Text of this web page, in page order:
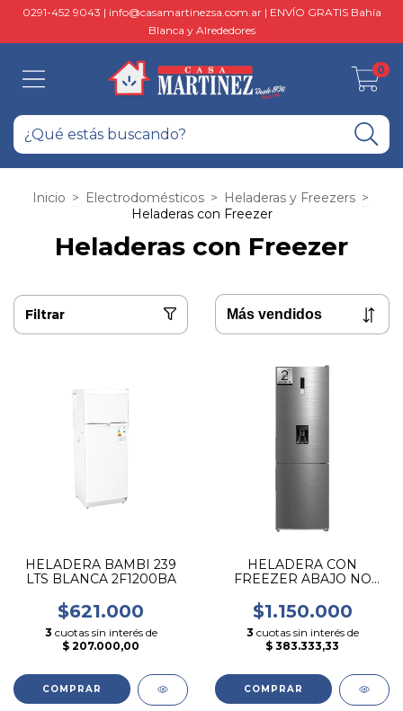
0291-452 9043 | info@casamartinezsa.com.ar| ENVÍO GRATIS Bahía
Blanca y Alrededores
0
Inicio > Electrodomésticos > Heladeras y Freezers >
Heladeras con Freezer
Heladeras con Freezer
Filtrar
HELADERA BAMBI 239
LTS BLANCA 2F1200BA
$621.000
3 cuotas sin interés de
$ 207.000,00
HELADERA CON
FREEZER ABAJO NO
ACERO INOX MIDEA
$1.150.000
3 cuotas sin interés de
$ 383.333,33